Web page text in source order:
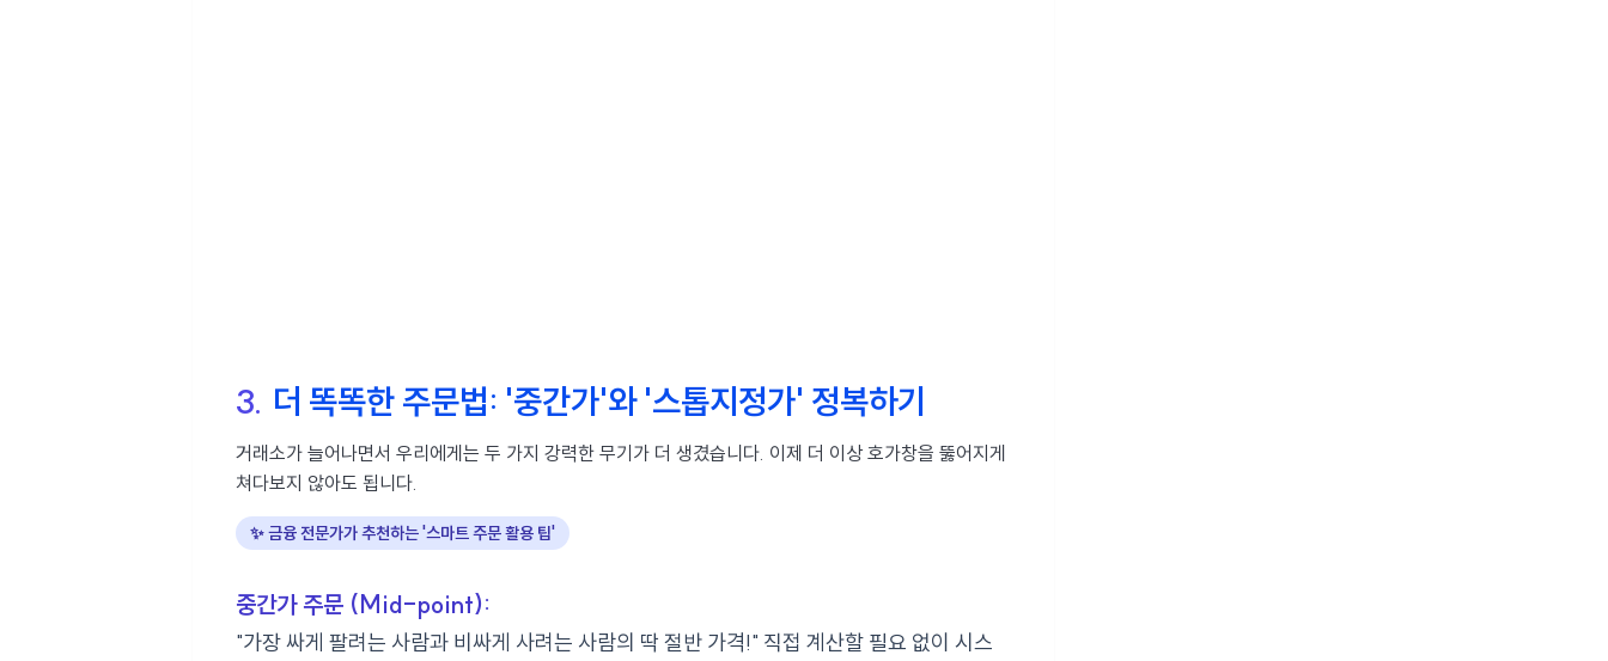
3. 더 똑똑한 주문법: '중간가'와 '스톱지정가' 정복하기
거래소가 늘어나면서 우리에게는 두 가지 강력한 무기가 더 생겼습니다. 이제 더 이상 호가창을 뚫어지게
쳐다보지 않아도 됩니다.
✨ 금융 전문가가 추천하는 '스마트 주문 활용 팁'
중간가 주문 (Mid-point):
"가장 싸게 팔려는 사람과 비싸게 사려는 사람의 딱 절반 가격!" 직접 계산할 필요 없이 시스